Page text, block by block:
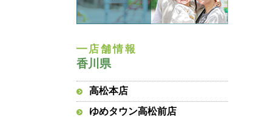
香川県
高松本店
ゆめタウン高松前店